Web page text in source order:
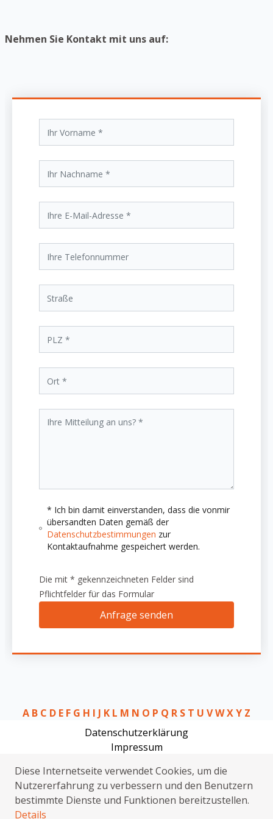
würden.
Nehmen Sie Kontakt mit uns auf:
* Ich bin damit einverstanden, dass die vonmir
übersandten Daten gemäß der
Datenschutzbestimmungen zur
Kontaktaufnahme gespeichert werden.
Die mit * gekennzeichneten Felder sind
Pflichtfelder für das Formular
Anfrage senden
A B C D E F G H I J K L M N O P Q R S T U VWXY Z
Datenschutzerklärung
Impressum
Schlüsseldienst Bad Berleburg Schwarzenau
Rohrreinigung Bad Berleburg Schwarzenau
Elektriker Bad Berleburg Schwarzenau
Sat Installation Bad Berleburg Schwarzenau
Diese Internetseite verwendet Cookies, um die
Nutzererfahrung zu verbessern und den Benutzern
bestimmte Dienste und Funktionen bereitzustellen.
Details